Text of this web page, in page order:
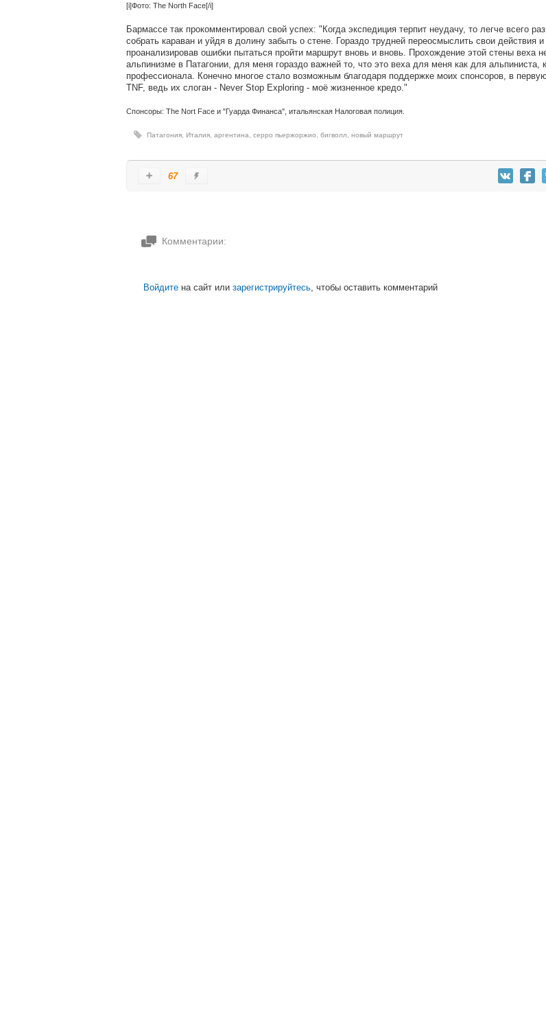
[i]Фото: The North Face[/i]
Бармассе так прокомментировал свой успех: "Когда экспедиция терпит неудачу, то легче всего
собрать караван и уйдя в долину забыть о стене. Гораздо трудней переосмыслить свои действия и
проанализировав ошибки пытаться пройти маршрут вновь и вновь. Прохождение этой стены веха
альпинизме в Патагонии, для меня гораздо важней то, что это веха для меня как для альпиниста,
профессионала. Конечно многое стало возможным благодаря поддержке моих спонсоров, в
TNF, ведь их слоган - Never Stop Exploring - моё жизненное кредо."
Спонсоры: The Nort Face и "Гуарда Финанса", итальянская Налоговая полиция.
Патагония Италия аргентина серро пьержоржио бигволл новый маршрут
67
Комментарии:
Войдите на сайт или зарегистрируйтесь, чтобы оставить комментарий